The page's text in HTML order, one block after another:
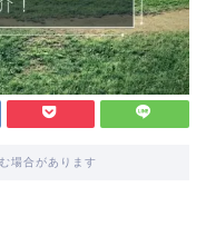
場合があります